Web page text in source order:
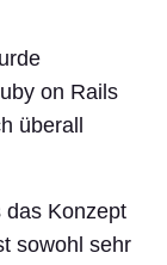
on Rails
überall
das Konzept
sowohl sehr